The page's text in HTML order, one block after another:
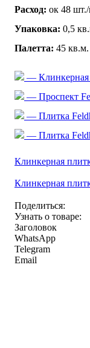
Расход: ок 48
Упаковка: 0,5
Палетта: 45 кв.м.
— Клинкерная
— Проспект
— Плитка
— Плитка
Клинкерная
Клинкерная
Поделиться:
Узнать о товаре:
Заголовок
WhatsApp
Telegram
Email